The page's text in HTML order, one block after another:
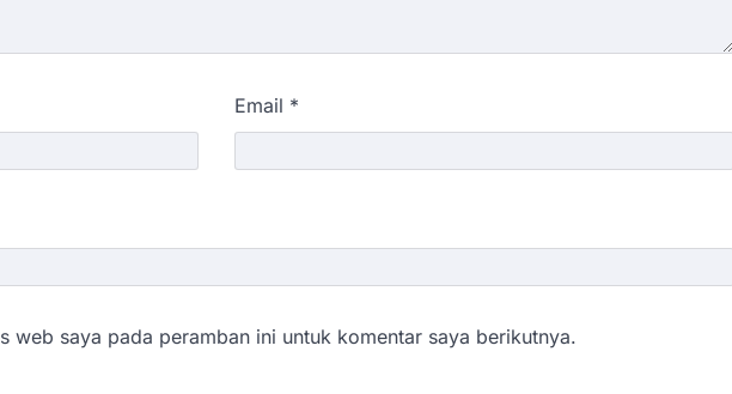
Email *
web saya pada peramban ini untuk komentar saya berikutnya.